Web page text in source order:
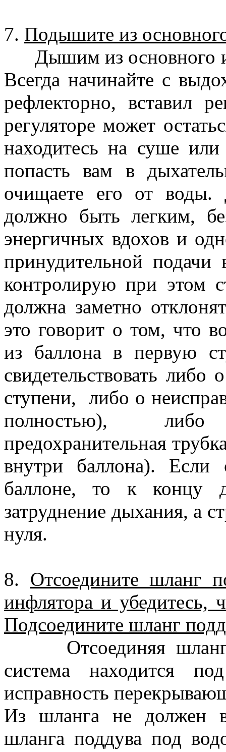
7. Подышите из
Дышим из основного и
Всегда начинайте с
рефлекторно, вставил
регуляторе может
находитесь на суше
попасть вам в
очищаете его от воды.
должно быть легким,
энергичных вдохов и
принудительной подачи
контролирую при этом
должна заметно
это говорит о том, что
из баллона в первую
свидетельствовать либо
ступени, либо о
полностью), либо
предохранительная
внутри баллона). Если
баллоне, то к концу
затруднение дыхания, а
нуля.
8. Отсоедините шланг
инфлятора и убедитесь,
Подсоедините шланг
Отсоединяя шланг
система находится
исправность
Из шланга не должен
шланга поддува под